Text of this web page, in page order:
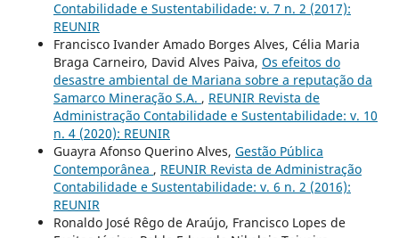
Contabilidade e Sustentabilidade: v. 7 n. 2 (2017):
REUNIR
Francisco Ivander Amado Borges Alves, Célia Maria
Braga Carneiro, David Alves Paiva, Os efeitos do
desastre ambiental de Mariana sobre a reputação da
Samarco Mineração S.A. , REUNIR Revista de
Administração Contabilidade e Sustentabilidade: v. 10
n. 4 (2020): REUNIR
Guayra Afonso Querino Alves, Gestão Pública
Contemporânea , REUNIR Revista de Administração
Contabilidade e Sustentabilidade: v. 6 n. 2 (2016):
REUNIR
Ronaldo José Rêgo de Araújo, Francisco Lopes de